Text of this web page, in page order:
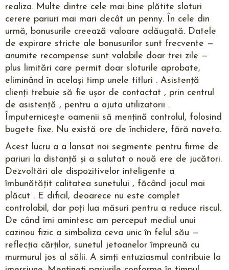
realiza. Multe dintre cele mai bine plătite sloturi
cerere pariuri mai mari decât un penny. În cele din
urmă, bonusurile creează valoare adăugată. Datele
de expirare stricte ale bonusurilor sunt frecvente —
anumite recompense sunt valabile doar trei zile —
plus limitări care permit doar sloturile aprobate,
eliminând în același timp unele titluri . Asistență
clienți trebuie să fie ușor de contactat , prin centrul
de asistență , pentru a ajuta utilizatorii .
Împuternicește oamenii să mențină controlul, folosind
bugete fixe. Nu există ore de închidere, fără naveta.
Acest lucru a a lansat noi segmente pentru firme de
pariuri la distanță și a salutat o nouă ere de jucători.
Dezvoltări ale dispozitivelor inteligente a
îmbunătățit calitatea sunetului , făcând jocul mai
plăcut . E dificil, deoarece nu este complet
controlabil, dar poți lua măsuri pentru a reduce riscul.
De când îmi amintesc am perceput mediul unui
cazinou fizic a simboliza ceva unic în felul său —
reflecția cărților, sunetul jetoanelor împreună cu
murmurul jos al sălii. A simți entuziasmul contribuie la